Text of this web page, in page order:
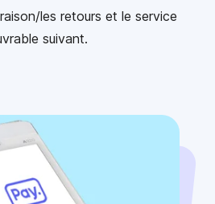
les retours et le service
suivant.